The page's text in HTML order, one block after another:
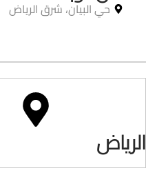
حي البيان، شرق الرياض
الرياض